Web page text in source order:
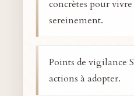
concrètes pour vivre
sereinement.
Points de vigilance
actions à adopter.